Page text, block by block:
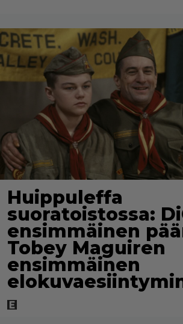
Huippuleffa
suoratoistossa:
ensimmäinen
Tobey Maguiren
ensimmäinen